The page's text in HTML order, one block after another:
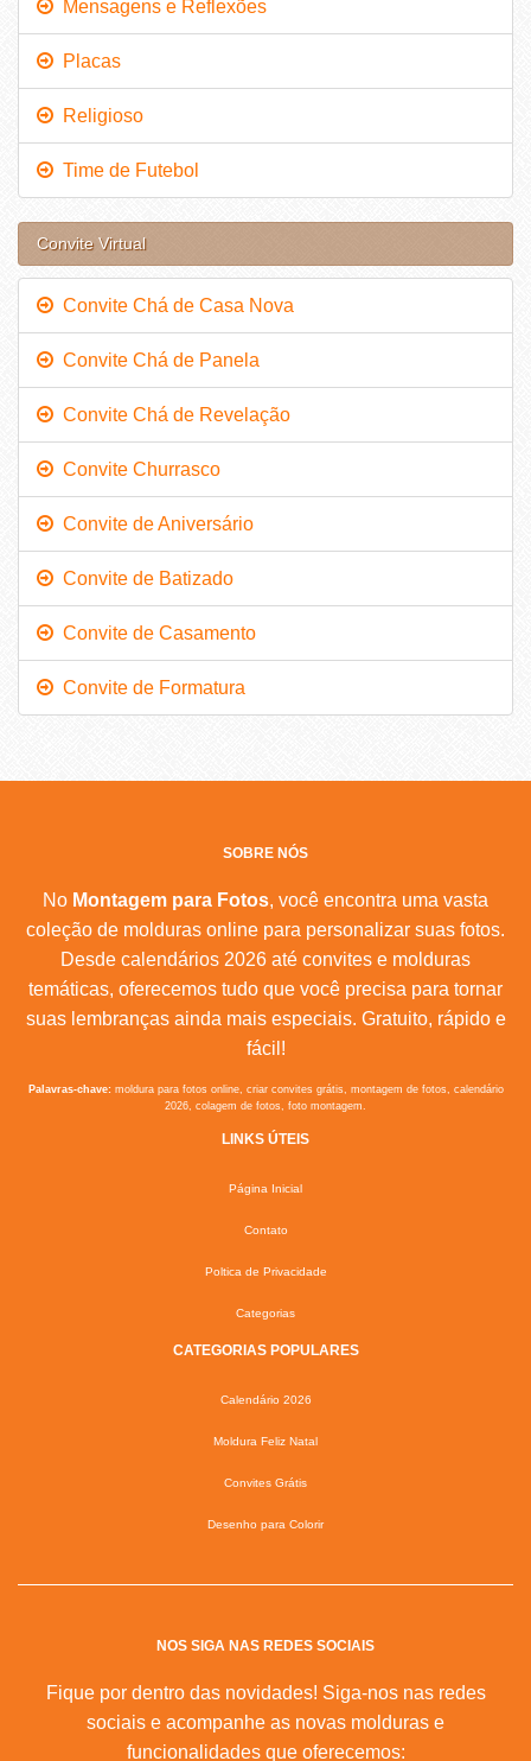
Mensagens e Reflexões
Placas
Religioso
Time de Futebol
Convite Virtual
Convite Chá de Casa Nova
Convite Chá de Panela
Convite Chá de Revelação
Convite Churrasco
Convite de Aniversário
Convite de Batizado
Convite de Casamento
Convite de Formatura
SOBRE NÓS
No Montagem para Fotos, você encontra uma vasta
coleção de molduras online para personalizar suas fotos.
Desde calendários 2026 até convites e molduras
temáticas, oferecemos tudo que você precisa para tornar
suas lembranças ainda mais especiais. Gratuito, rápido e
fácil!
Palavras-chave:moldura para fotos online, criar convites grátis, montagem de fotos, calendário
2026, colagem de fotos, foto montagem.
LINKS ÚTEIS
Página Inicial
Contato
Poltica de Privacidade
Categorias
CATEGORIAS POPULARES
Calendário 2026
Moldura Feliz Natal
Convites Grátis
Desenho para Colorir
NOS SIGA NAS REDES SOCIAIS
Fique por dentro das novidades! Siga-nos nas redes
sociais e acompanhe as novas molduras e
funcionalidades que oferecemos: